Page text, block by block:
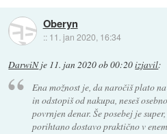
Oberyn
:: 11. jan 2020, 16:34
DarwiNje 11. jan 2020 ob 00:20izjavil:
Ena možnost je, da naročiš plato
in odstopiš od nakupa, neseš
povrnjen denar. Še posebej je
porihtano dostavo praktično v